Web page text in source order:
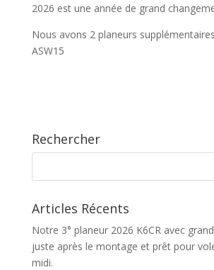
2026 est une année de grand
Nous avons 2 planeurs
ASW15
Rechercher
Articles Récents
Notre 3° planeur 2026 K6CR avec
juste après le montage et prêt pour
midi.